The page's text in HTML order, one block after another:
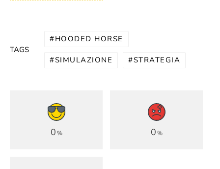
TAGS
HOODED HORSE
SIMULAZIONE STRATEGIA
0% 0%